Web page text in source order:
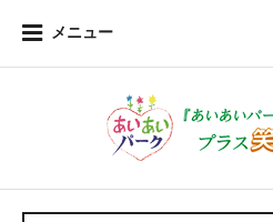
メニュー